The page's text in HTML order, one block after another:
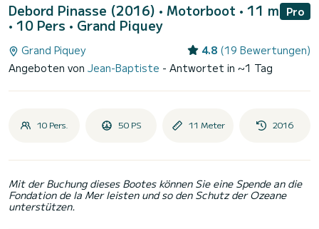
Debord Pinasse (2016) • Motorboot • 11 m
• 10 Pers • Grand Piquey
Pro
Grand Piquey 4.8 (19 Bewertungen)
Angeboten von Jean-Baptiste - Antwortet in ~1 Tag
10 Pers. 50 PS 11 Meter 2016
Mit der Buchung dieses Bootes können Sie eine Spende an die
Fondation de la Mer leisten und so den Schutz der Ozeane
unterstützen.